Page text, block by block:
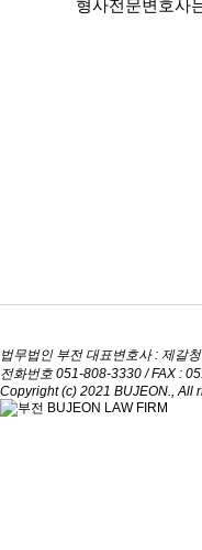
형사전문변호사
법무법인 부전 대표변호사 : 제갈청
전화번호 051-808-3330 / FAX :
Copyright (c) 2021 BUJEON., All